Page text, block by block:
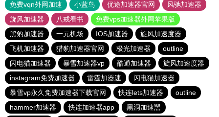
免费vqn外网加速
小蓝鸟 优途加速器官网
风驰加速器
旋风加速器
八戒看书
免费vps加速器外网苹果版
黑豹加速器
一元机场 IOS加速器
旋风加速度器
飞机加速器
猎豹加速器官网 极光加速器
outline
闪电猫加速器
暴雪加速器vp 酷通加速器
旋风加速度器
instagram免费加速器
雷霆加器速
闪电猫加速器
暴雪vp永久免费加速器下载官网
快连lets加速器
outline
hammer加速器
快连加速器app 黑洞加速噐